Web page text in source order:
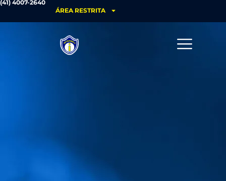
(41) 4007-2640
ÁREA RESTRITA